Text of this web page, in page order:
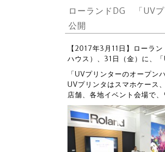
ローランドDG 「UV
公開
【2017年3月11日】ローラ
ハウス）、31日（金）に、
「UVプリンターのオープン
UVプリンタはスマホケース
店舗、各地イベント会場で